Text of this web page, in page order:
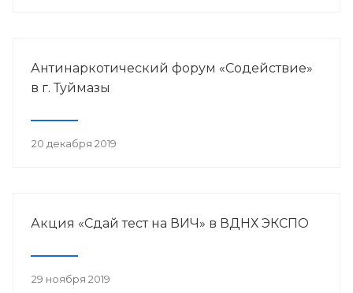
Антинаркотический форум «Содействие»
в г. Туймазы
20 декабря 2019
Акция «Сдай тест на ВИЧ» в ВДНХ ЭКСПО
29 ноября 2019